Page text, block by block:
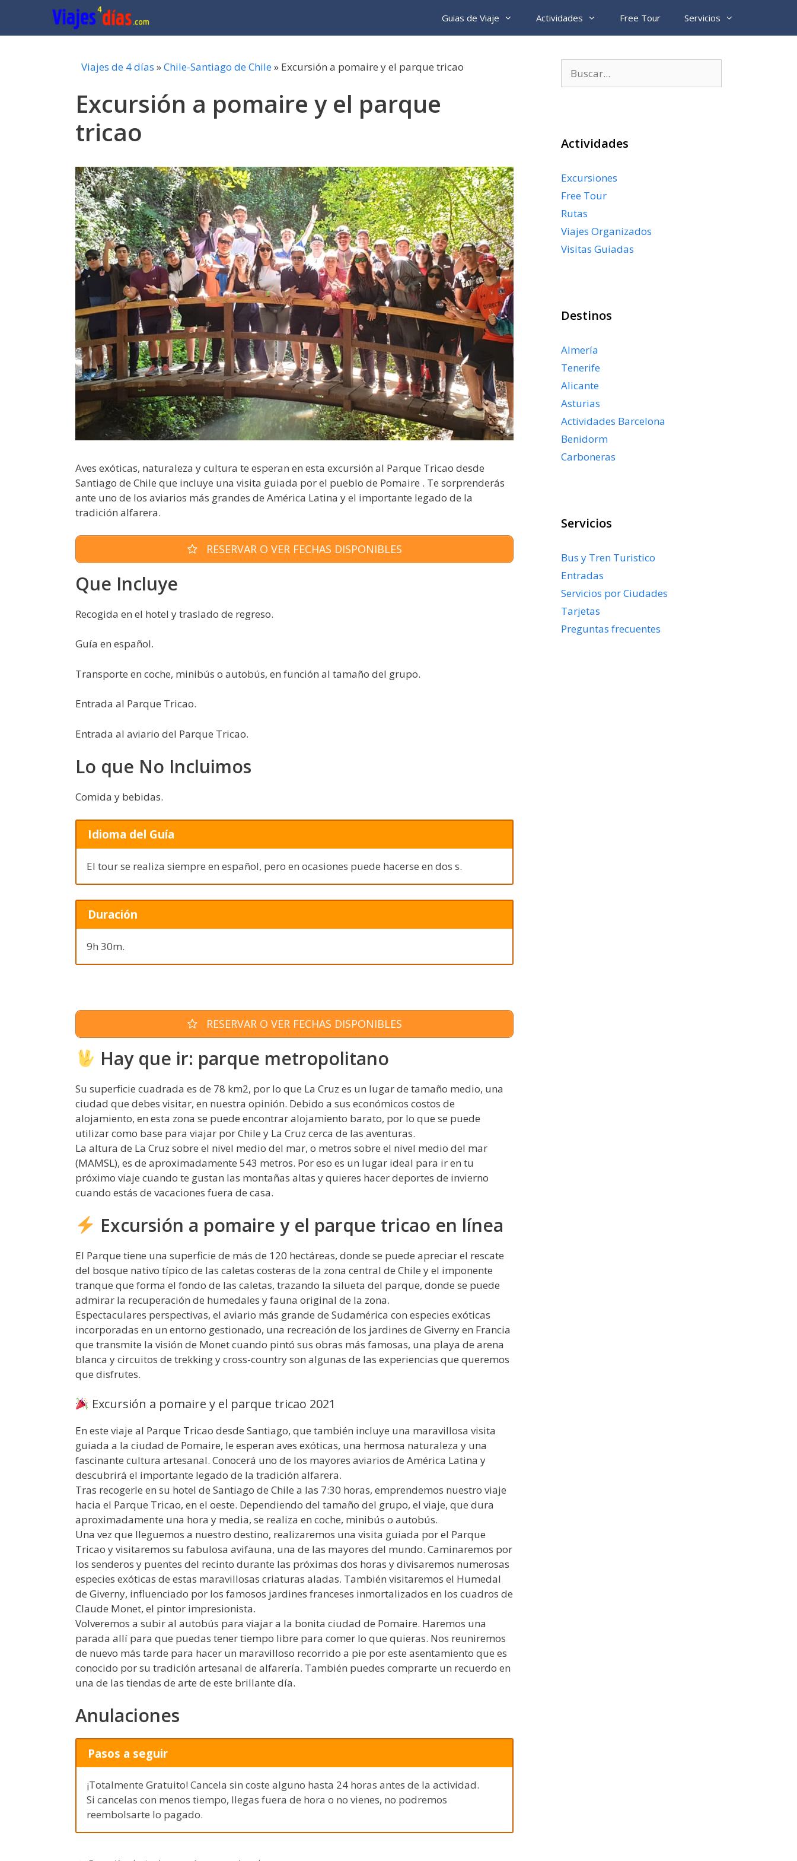
contenido
Guias de Viaje Actividades Free Tour Servicios
Viajes de 4 días »Chile-Santiago de Chile» Excursión a pomaire y el parque tricao
Excursión a pomaire y el parque
tricao
Aves exóticas, naturaleza y cultura te esperan en esta excursión al Parque Tricao desde
Santiago de Chile que incluye una visita guiada por el pueblo de Pomaire . Te sorprenderás
ante uno de los aviarios más grandes de América Latina y el importante legado de la
tradición alfarera.
RESERVAR O VER FECHAS DISPONIBLES
Que Incluye
Recogida en el hotel y traslado de regreso.
Guía en español.
Transporte en coche, minibús o autobús, en función al tamaño del grupo.
Entrada al Parque Tricao.
Entrada al aviario del Parque Tricao.
Lo que No Incluimos
Comida y bebidas.
Idioma del Guía
El tour se realiza siempre en español, pero en ocasiones puede hacerse en dos s.
Duración
9h 30m.
RESERVAR O VER FECHAS DISPONIBLES
Hay que ir: parque metropolitano
Su superficie cuadrada es de 78 km2, por lo que La Cruz es un lugar de tamaño medio, una
ciudad que debes visitar, en nuestra opinión. Debido a sus económicos costos de
alojamiento, en esta zona se puede encontrar alojamiento barato, por lo que se puede
utilizar como base para viajar por Chile y La Cruz cerca de las aventuras.
La altura de La Cruz sobre el nivel medio del mar, o metros sobre el nivel medio del mar
(MAMSL), es de aproximadamente 543 metros. Por eso es un lugar ideal para ir en tu
próximo viaje cuando te gustan las montañas altas y quieres hacer deportes de invierno
cuando estás de vacaciones fuera de casa.
Excursión a pomaire y el parque tricao en línea
El Parque tiene una superficie de más de 120 hectáreas, donde se puede apreciar el rescate
del bosque nativo típico de las caletas costeras de la zona central de Chile y el imponente
tranque que forma el fondo de las caletas, trazando la silueta del parque, donde se puede
admirar la recuperación de humedales y fauna original de la zona.
Espectaculares perspectivas, el aviario más grande de Sudamérica con especies exóticas
incorporadas en un entorno gestionado, una recreación de los jardines de Giverny en Francia
que transmite la visión de Monet cuando pintó sus obras más famosas, una playa de arena
blanca y circuitos de trekking y cross-country son algunas de las experiencias que queremos
que disfrutes.
Excursión a pomaire y el parque tricao 2021
En este viaje al Parque Tricao desde Santiago, que también incluye una maravillosa visita
guiada a la ciudad de Pomaire, le esperan aves exóticas, una hermosa naturaleza y una
fascinante cultura artesanal. Conocerá uno de los mayores aviarios de América Latina y
descubrirá el importante legado de la tradición alfarera.
Tras recogerle en su hotel de Santiago de Chile a las 7:30 horas, emprendemos nuestro viaje
hacia el Parque Tricao, en el oeste. Dependiendo del tamaño del grupo, el viaje, que dura
aproximadamente una hora y media, se realiza en coche, minibús o autobús.
Una vez que lleguemos a nuestro destino, realizaremos una visita guiada por el Parque
Tricao y visitaremos su fabulosa avifauna, una de las mayores del mundo. Caminaremos por
los senderos y puentes del recinto durante las próximas dos horas y divisaremos numerosas
especies exóticas de estas maravillosas criaturas aladas. También visitaremos el Humedal
de Giverny, influenciado por los famosos jardines franceses inmortalizados en los cuadros de
Claude Monet, el pintor impresionista.
Volveremos a subir al autobús para viajar a la bonita ciudad de Pomaire. Haremos una
parada allí para que puedas tener tiempo libre para comer lo que quieras. Nos reuniremos
de nuevo más tarde para hacer un maravilloso recorrido a pie por este asentamiento que es
conocido por su tradición artesanal de alfarería. También puedes comprarte un recuerdo en
una de las tiendas de arte de este brillante día.
Anulaciones
Pasos a seguir
¡Totalmente Gratuito! Cancela sin coste alguno hasta 24 horas antes de la actividad.
Si cancelas con menos tiempo, llegas fuera de hora o no vienes, no podremos
reembolsarte lo pagado.
Actividades
Excursiones
Free Tour
Rutas
Viajes Organizados
Visitas Guiadas
Destinos
Almería
Tenerife
Alicante
Asturias
Actividades Barcelona
Benidorm
Carboneras
Servicios
Bus y Tren Turistico
Entradas
Servicios por Ciudades
Tarjetas
Preguntas frecuentes